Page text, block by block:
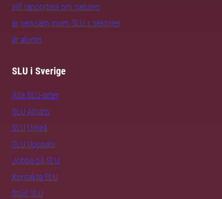
vill rapportera om naturen
är verksam inom SLU:s sektorer
är alumn
SLU i Sverige
Alla SLU-orter
SLU Alnarp
SLU Umeå
SLU Uppsala
Jobba på SLU
Kontakta SLU
Stöd SLU